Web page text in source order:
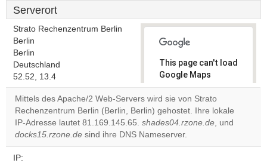
Serverort
Strato Rechenzentrum Berlin
Berlin
Berlin
Deutschland
52.52, 13.4
This page can't load
Google Maps
correctly.
Do you
own this
website?
OK
Mittels des Apache/2 Web-Servers wird sie von Strato
Rechenzentrum Berlin (Berlin, Berlin) gehostet. Ihre lokale
IP-Adresse lautet 81.169.145.65. shades04.rzone.de, und
docks15.rzone.de sind ihre DNS Nameserver.
IP: